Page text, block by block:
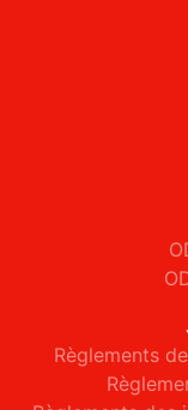
Règlements